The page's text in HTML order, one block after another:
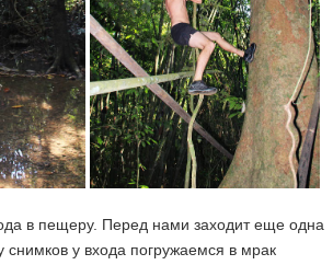
в пещеру. Перед нами заходит еще одна
снимков у входа погружаемся в мрак